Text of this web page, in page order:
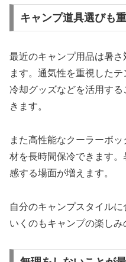
キャンプ道具選びも
最近のキャンプ用品は暑
ます。通気性を重視したテ
冷却グッズなどを活用す
きます。
また高性能なクーラーボ
材を長時間保冷できます
感する場面が増えます。
自分のキャンプスタイル
いくのもキャンプの楽しみ